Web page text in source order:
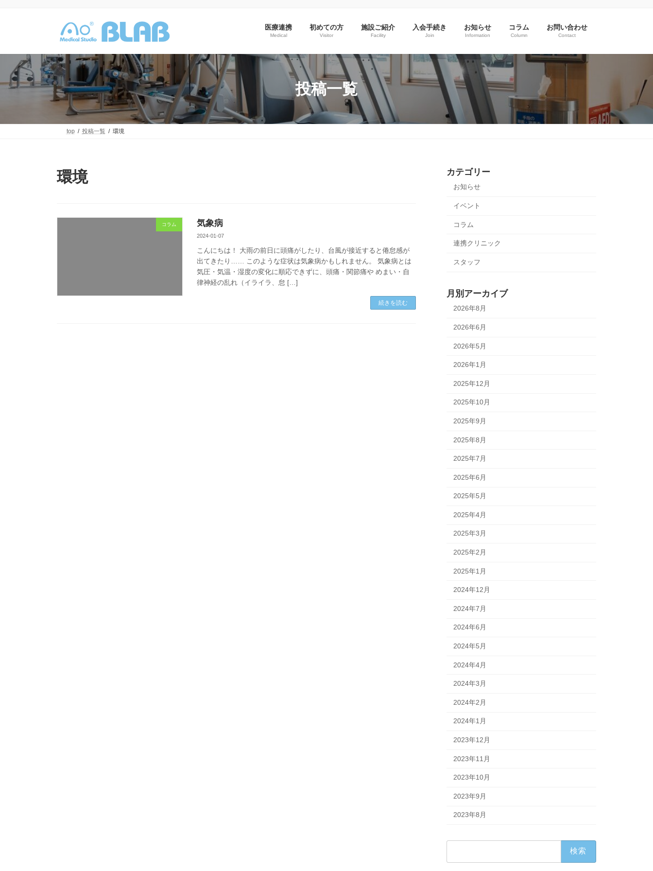
へ
ッ
ョ
移
医療連携
Medical
初めての方
Visitor
施設ご紹介
Facility
入会手続き
Join
お知らせ
Information
コラム
Column
お問い合わせ
Contact
投稿一覧
top 投稿一覧 環境
環境
コラム 気象病
2024-01-07
こんにちは！ 大雨の前日に頭痛がしたり、台風が接近すると倦怠感が
出てきたり…… このような症状は気象病かもしれません。 気象病とは
気圧・気温・湿度の変化に順応できずに、頭痛・関節痛や めまい・自
律神経の乱れ（イライラ、怠 […]
続きを読む
カテゴリー
お知らせ
イベント
コラム
連携クリニック
スタッフ
月別アーカイブ
2026年8月
2026年6月
2026年5月
2026年1月
2025年12月
2025年10月
2025年9月
2025年8月
2025年7月
2025年6月
2025年5月
2025年4月
2025年3月
2025年2月
2025年1月
2024年12月
2024年7月
2024年6月
2024年5月
2024年4月
2024年3月
2024年2月
2024年1月
2023年12月
2023年11月
2023年10月
2023年9月
2023年8月